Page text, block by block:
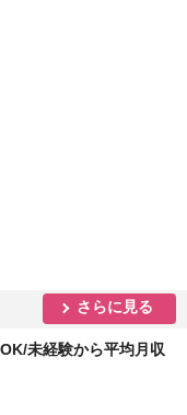
さらに見る
未経験から平均月収